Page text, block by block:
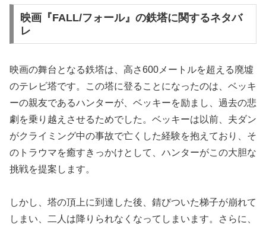
映画『FALL/フォール』の鉄塔に関するネタバ
レ
映画の舞台となる鉄塔は、高さ600メートルを超える廃墟
のテレビ塔です。この塔に登ることになったのは、ベッキ
ーの親友であるハンターが、ベッキーを励まし、過去の悲
劇を乗り越えさせるためでした。ベッキーは以前、夫ダン
がクライミング中の事故で亡くした経験を抱えており、そ
のトラウマを癒すきっかけとして、ハンターがこの大胆な
挑戦を提案します。
しかし、塔の頂上に到達した後、錆びついた梯子が崩れて
しまい、二人は降りられなくなってしまいます。さらに、